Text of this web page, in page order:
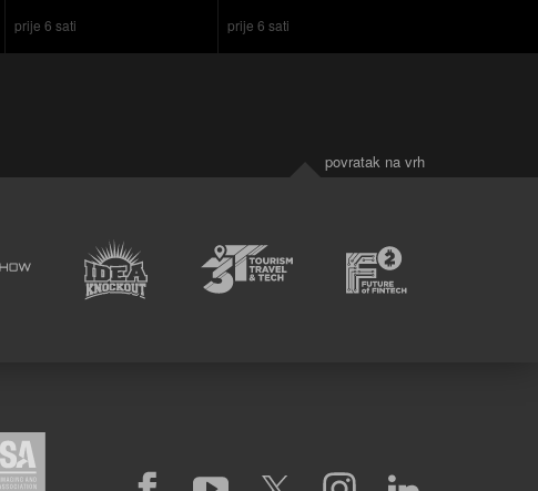
prije 6 sati prije 6 sati
povratak na vrh